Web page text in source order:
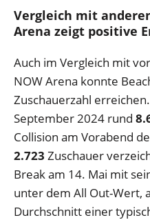
Vergleich mit
Arena zeigt positive
Auch im Vergleich mit
NOW Arena konnte
Zuschauerzahl
September 2024 rund
Collision am Vorabend
2.723 Zuschauer
Break am 14. Mai mit
unter dem All Out-Wert,
Durchschnitt einer